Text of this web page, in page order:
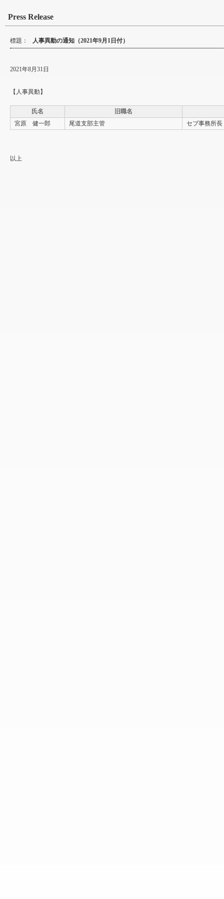
Press Release
標題： 人事異動の通知（2021年9月1日付）
2021年8月31日
【人事異動】
氏名
旧職名
宮原 健一郎
尾道支部主管 セブ事務所長
以上